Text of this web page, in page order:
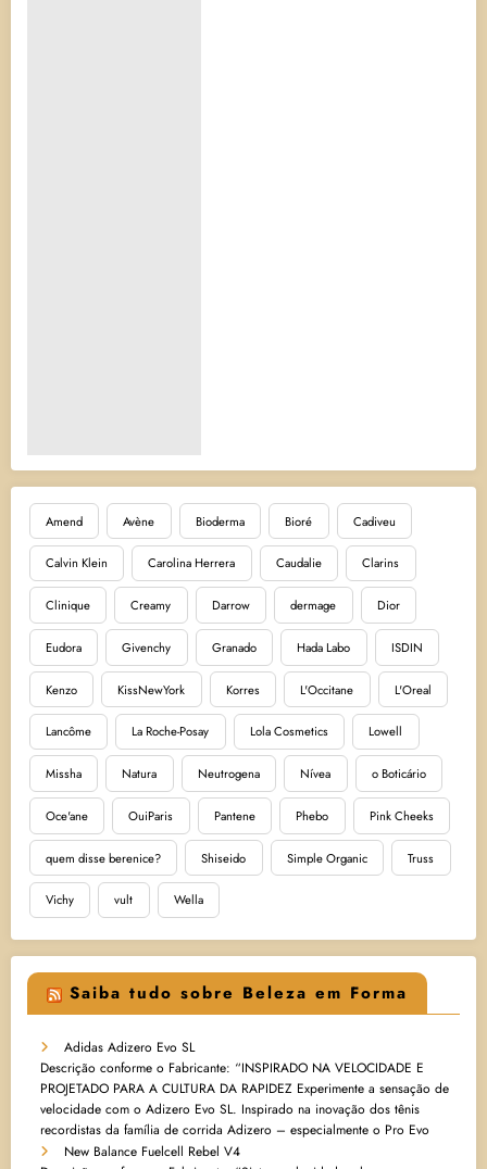
Amend Avène Bioderma Bioré Cadiveu
Calvin Klein Carolina Herrera Caudalie Clarins
Clinique Creamy Darrow dermage Dior
Eudora Givenchy Granado Hada Labo ISDIN
Kenzo KissNewYork Korres L'Occitane L'Oreal
Lancôme La Roche-Posay Lola Cosmetics Lowell
Missha Natura Neutrogena Nívea o Boticário
Oce'ane OuiParis Pantene Phebo Pink Cheeks
quem disse berenice? Shiseido Simple Organic Truss
Vichy vult Wella
Saiba tudo sobre Beleza em Forma
Adidas Adizero Evo SL
Descrição conforme o Fabricante: “INSPIRADO NA VELOCIDADE E
PROJETADO PARA A CULTURA DA RAPIDEZ Experimente a sensação de
velocidade com o Adizero Evo SL. Inspirado na inovação dos tênis
recordistas da família de corrida Adizero – especialmente o Pro Evo
New Balance Fuelcell Rebel V4